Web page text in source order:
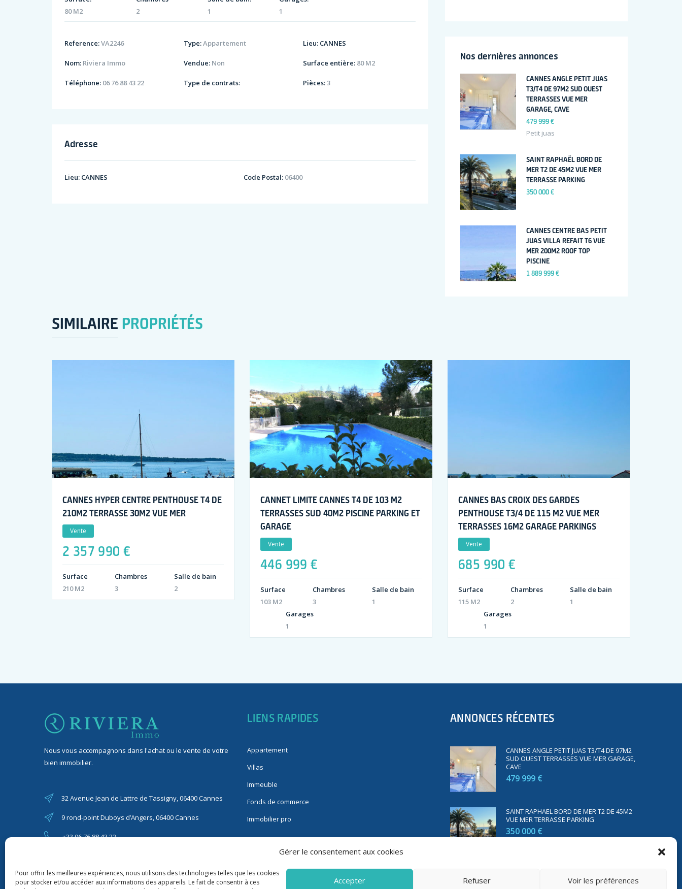
Gérer le consentement aux cookies
Pour offrir les meilleures expériences, nous utilisons des technologies telles que les cookies
pour stocker et/ou accéder aux informations des appareils. Le fait de consentir à ces
Accepter Refuser Voir les préférences
80 M2
2
1
1
Reference:VA2246
Nom: Riviera Immo
Téléphone: 06 76 88 43 22
Type:Appartement
Vendue: Non
Type de contrats:
Lieu: CANNES
Surface entière: 80 M2
Pièces:3
Adresse
Lieu: CANNES Code Postal:06400
Nos dernières annonces
CANNES ANGLE PETIT JUAS
T3/T4 DE 97M2 SUD OUEST
TERRASSES VUE MER
GARAGE, CAVE
479 999 €
Petit juas
SAINT RAPHAËL BORD DE
MER T2 DE 45M2 VUE MER
TERRASSE PARKING
350 000 €
CANNES CENTRE BAS PETIT
JUAS VILLA REFAIT T6 VUE
MER 200M2 ROOF TOP
PISCINE
1 889 999 €
SIMILAIRE PROPRIÉTÉS
CANNES HYPER CENTRE PENTHOUSE T4 DE
210M2 TERRASSE 30M2 VUE MER
Vente
2 357 990 €
Surface
210 M2
Chambres
3
Salle de bain
2
CANNET LIMITE CANNES T4 DE 103 M2
TERRASSES SUD 40M2 PISCINE PARKING ET
GARAGE
Vente
446 999 €
Surface
103 M2
Chambres
3
Salle de bain
1
Garages
1
CANNES BAS CROIX DES GARDES
PENTHOUSE T3/4 DE 115 M2 VUE MER
TERRASSES 16M2 GARAGE PARKINGS
Vente
685 990 €
Surface
115 M2
Chambres
2
Salle de bain
1
Garages
1
Nous vous accompagnons dans l'achat ou le vente de votre
bien immobilier.
32 Avenue Jean de Lattre de Tassigny, 06400 Cannes
9 rond-point Duboys d’Angers, 06400 Cannes
+33 06 76 88 43 22
LIENS RAPIDES
Appartement
Villas
Immeuble
Fonds de commerce
Immobilier pro
ANNONCES RÉCENTES
CANNES ANGLE PETIT JUAS T3/T4 DE 97M2
SUD OUEST TERRASSES VUE MER GARAGE,
CAVE
479 999 €
SAINT RAPHAËL BORD DE MER T2 DE 45M2
VUE MER TERRASSE PARKING
350 000 €